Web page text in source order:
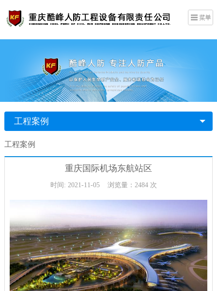
工程案例
工程案例
重庆国际机场东航站区
时间: 2021-11-05 浏览量：2484 次